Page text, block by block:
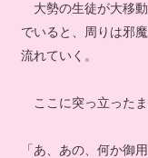
大勢の生徒が大移
でいると、周りは邪
流れていく。
ここに突っ立ったま
「あ、あの、何か御用